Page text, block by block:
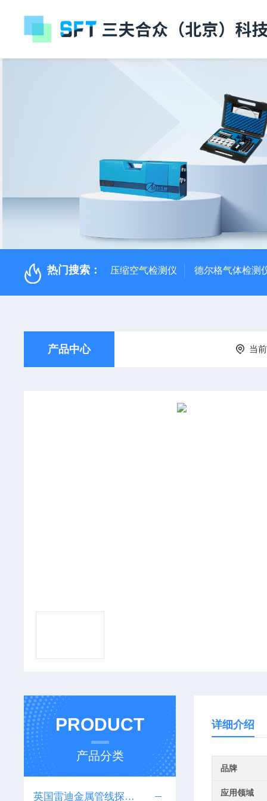
热门搜索： 压缩空气检测仪 德尔格气体检测
产品中心 当
PRODUCT
产品分类
英国雷迪金属管线探测仪
详细介绍
品牌
应用领域